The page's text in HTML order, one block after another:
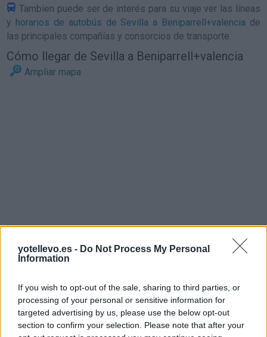
yotellevo.es - Do Not Process My Personal
Information
If you wish to opt-out of the sale, sharing to third parties, or
processing of your personal or sensitive information for
targeted advertising by us, please use the below opt-out
section to confirm your selection. Please note that after your
Tambien puede ser de interés para su viaje ver las líneas
y horarios de autobús de Sevilla a Beniparrell+valencia de
las principales compañías y consorcios de transporte.
Cómo llegar de Sevilla a Beniparrell+valencia
Ampliar mapa